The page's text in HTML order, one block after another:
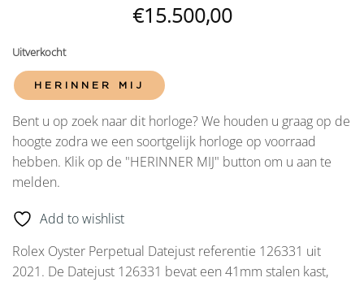
€15.500,00
Uitverkocht
HERINNER MIJ
Bent u op zoek naar dit horloge? We houden u graag op de
hoogte zodra we een soortgelijk horloge op voorraad
hebben. Klik op de "HERINNER MIJ" button om u aan te
melden.
Add to wishlist
Rolex Oyster Perpetual Datejust referentie 126331 uit
2021. De Datejust 126331 bevat een 41mm stalen kast,